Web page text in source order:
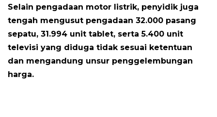
Selain pengadaan motor listrik, penyidik juga
tengah mengusut pengadaan 32.000 pasang
sepatu, 31.994 unit tablet, serta 5.400 unit
televisi yang diduga tidak sesuai ketentuan
dan mengandung unsur penggelembungan
harga.